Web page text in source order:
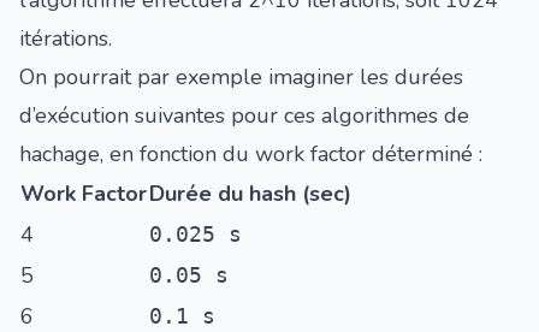
itérations.
On pourrait par exemple imaginer les durées
d’exécution suivantes pour ces algorithmes de
hachage, en fonction du work factor déterminé :
Work FactorDurée du hash (sec)
4
0.025 s
5 0.05 s
6 0.1 s